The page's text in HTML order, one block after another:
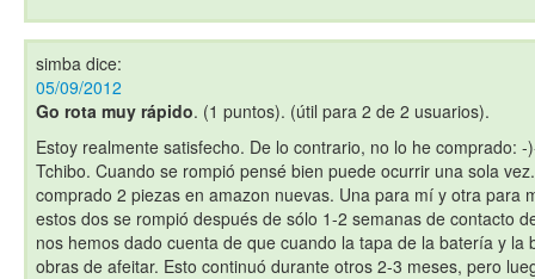
simba dice:
05/09/2012
Go rota muy rápido. (1 puntos). (útil para 2 de 2 usuarios).
Estoy realmente satisfecho. De lo contrario, no lo he comprado:
Tchibo. Cuando se rompió pensé bien puede ocurrir una sola
comprado 2 piezas en amazon nuevas. Una para mí y otra para
estos dos se rompió después de sólo 1-2 semanas de contacto
nos hemos dado cuenta de que cuando la tapa de la batería y la
obras de afeitar. Esto continuó durante otros 2-3 meses, pero